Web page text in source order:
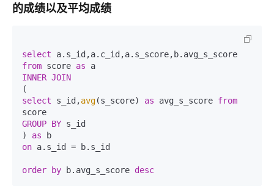
的成绩以及平均成绩
select
from score as
INNER JOIN
select s_id,avg(s_score) as avg_s_score from
GROUP BY s_id
) as
on a.s_id = b.s_id
order by b.avg_s_score desc